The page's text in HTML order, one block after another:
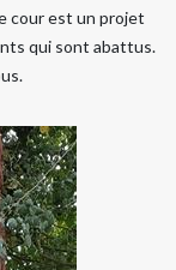
cour est un projet
qui sont abattus.